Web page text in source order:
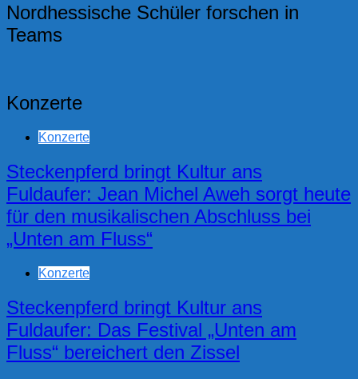
Nordhessische Schüler forschen in
Teams
Konzerte
Konzerte
Steckenpferd bringt Kultur ans
Fuldaufer: Jean Michel Aweh sorgt heute
für den musikalischen Abschluss bei
„Unten am Fluss“
Konzerte
Steckenpferd bringt Kultur ans
Fuldaufer: Das Festival „Unten am
Fluss“ bereichert den Zissel